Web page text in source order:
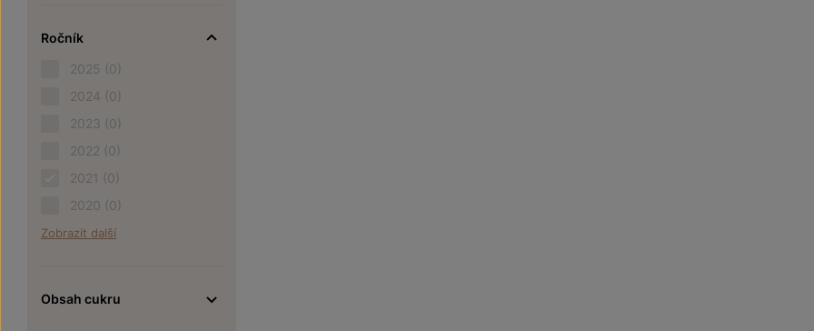
Ročník
2025 (0)
2024 (0)
2023 (0)
2022 (0)
2021 (0)
2020 (0)
Zobrazit další
Obsah cukru